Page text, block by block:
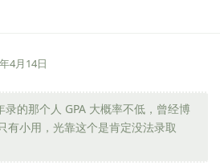
4月14日
录的那个人 GPA 大概率不低，曾经博
有小用，光靠这个是肯定没法录取